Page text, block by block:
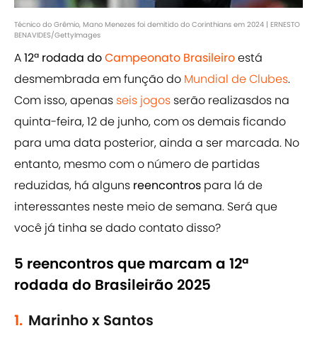
Técnico do Grêmio, Mano Menezes foi demitido do Corinthians em 2024 | ERNESTO
BENAVIDES/GettyImages
A12ª rodada doCampeonato Brasileiroestá
desmembrada em função do Mundial de Clubes.
Com isso, apenas seis jogos serão realizasdos na
quinta-feira, 12 de junho, com os demais ficando
para uma data posterior, ainda a ser marcada. No
entanto, mesmo com o número de partidas
reduzidas, há alguns reencontros para lá de
interessantes neste meio de semana. Será que
você já tinha se dado contato disso?
5 reencontros que marcam a 12ª
rodada do Brasileirão 2025
1. Marinho x Santos